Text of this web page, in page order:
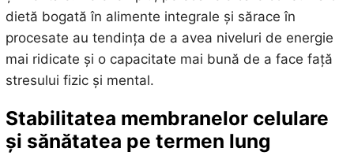
dietă bogată în alimente integrale și sărace în
procesate au tendința de a avea niveluri de energie
mai ridicate și o capacitate mai bună de a face față
stresului fizic și mental.
Stabilitatea membranelor celulare
și sănătatea pe termen lung